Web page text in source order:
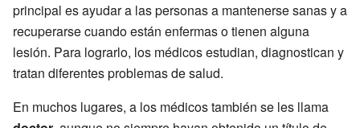
principal es ayudar a las personas a mantenerse sanas y a
recuperarse cuando están enfermas o tienen alguna
lesión. Para lograrlo, los médicos estudian, diagnostican y
tratan diferentes problemas de salud.
En muchos lugares, a los médicos también se les llama